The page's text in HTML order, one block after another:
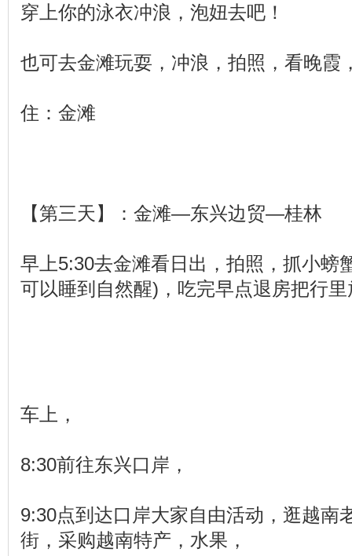
穿上你的泳衣冲浪，泡妞去吧！
也可去金滩玩耍，冲浪，拍照，看晚霞
住：金滩
【第三天】：金滩—东兴边贸—桂林
早上5:30去金滩看日出，拍照，抓小螃
可以睡到自然醒)，吃完早点退房把行里
车上，
8:30前往东兴口岸，
9:30点到达口岸大家自由活动，逛越南
街，采购越南特产，水果，